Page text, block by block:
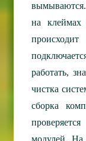
на клеймах
работать,
чистка
сборка
модулей. На